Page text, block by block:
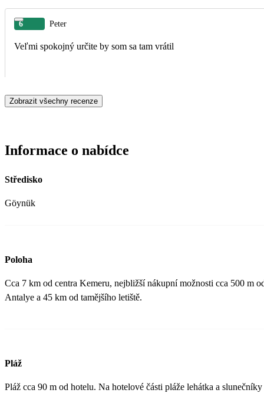
6 Peter
Veľmi spokojný určite by som sa tam vrátil
Zobrazit všechny recenze
Informace o nabídce
Středisko
Göynük
Poloha
Cca 7 km od centra Kemeru, nejbližší nákupní možnosti cca 500 m
Antalye a 45 km od tamějšího letiště.
Pláž
Pláž cca 90 m od hotelu. Na hotelové části pláže lehátka a